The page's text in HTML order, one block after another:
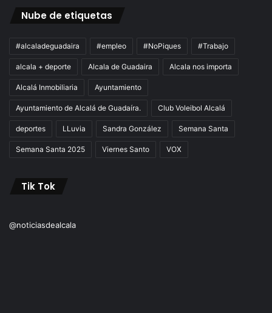
Nube de etiquetas
#alcaladeguadaira #empleo #NoPiques #Trabajo
alcala + deporte Alcala de Guadaira Alcala nos importa
Alcalá Inmobiliaria Ayuntamiento
Ayuntamiento de Alcalá de Guadaíra. Club Voleibol Alcalá
deportes LLuvia Sandra González Semana Santa
Semana Santa 2025 Viernes Santo VOX
Tik Tok
@noticiasdealcala